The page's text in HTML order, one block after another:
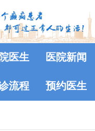
医生 医院新闻
流程 预约医生